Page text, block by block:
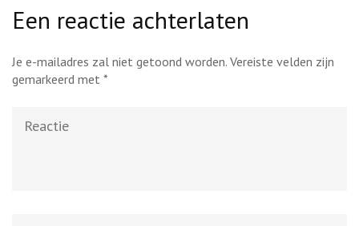
Een reactie achterlaten
Je e-mailadres zal niet getoond worden. Vereiste velden zijn
gemarkeerd met *